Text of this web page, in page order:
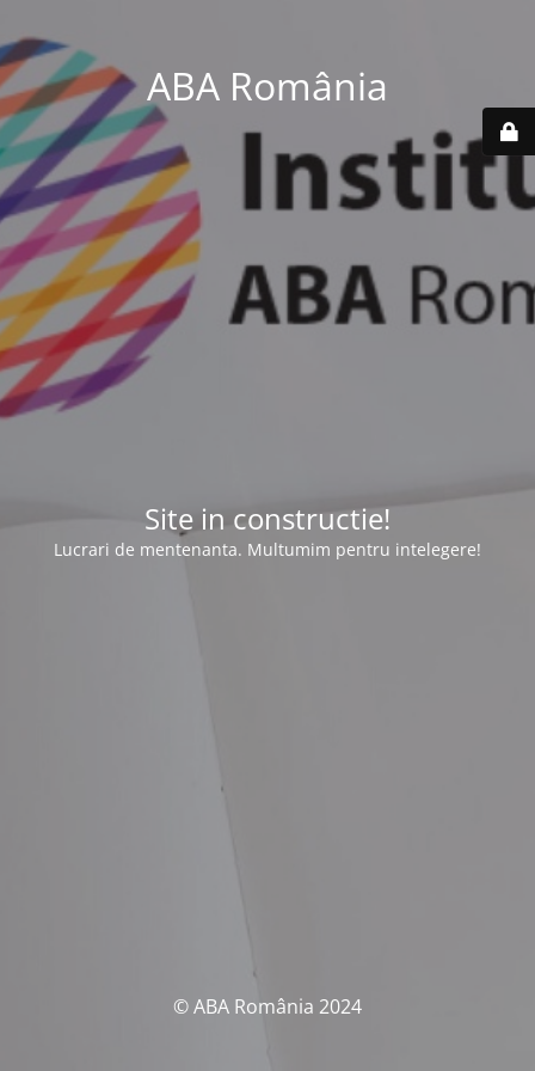
ABA România
Site in constructie!
Lucrari de mentenanta. Multumim pentru intelegere!
© ABA România 2024